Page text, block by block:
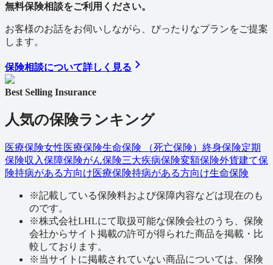
無料保険相談をご利用ください。
お客様のお話をお伺いしながら、ぴったりなプランをご提案
します。
保険相談について詳しく見る
Best Selling Insurance
人気の保険ランキング
医療保険女性医療保険生命保険 （死亡保険） 終身保険定期
保険収入保障保険がん保険三大疾病保険変額保険外貨建て保
険持病がある方向け医療保険持病がある方向け生命保険
※記載している保険料および保障内容などは現在のも
のです。
※株式会社LHLにて取扱可能な保険会社のうち、保険
会社からサイト掲載の許可が得られた商品を掲載・比
較しております。
※当サイトに掲載されていない商品については、保険